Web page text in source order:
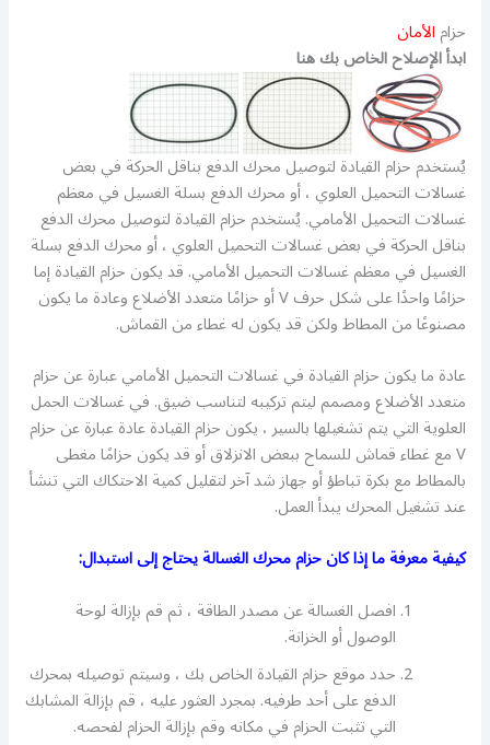
حزامالأمان
ابدأ الإصلاح الخاص بك هنا
يُستخدم حزام القيادة لتوصيل محرك الدفع بناقل الحركة في بعض
غسالات التحميل العلوي ، أو محرك الدفع بسلة الغسيل في معظم
غسالات التحميل الأمامي. يُستخدم حزام القيادة لتوصيل محرك الدفع
بناقل الحركة في بعض غسالات التحميل العلوي ، أو محرك الدفع بسلة
الغسيل في معظم غسالات التحميل الأمامي. قد يكون حزام القيادة إما
حزامًا واحدًا على شكل حرف V أو حزامًا متعدد الأضلاع وعادة ما يكون
مصنوعًا من المطاط ولكن قد يكون له غطاء من القماش.
عادة ما يكون حزام القيادة في غسالات التحميل الأمامي عبارة عن حزام
متعدد الأضلاع ومصمم ليتم تركيبه لتناسب ضيق. في غسالات الحمل
العلوية التي يتم تشغيلها بالسير ، يكون حزام القيادة عادة عبارة عن حزام
V مع غطاء قماش للسماح ببعض الانزلاق أو قد يكون حزامًا مغطى
بالمطاط مع بكرة تباطؤ أو جهاز شد آخر لتقليل كمية الاحتكاك التي تنشأ
عند تشغيل المحرك يبدأ العمل.
كيفية معرفة ما إذا كان حزام محرك الغسالة يحتاج إلى استبدال:
افصل الغسالة عن مصدر الطاقة ، ثم قم بإزالة لوحة
الوصول أو الخزانة.
حدد موقع حزام القيادة الخاص بك ، وسيتم توصيله بمحرك
الدفع على أحد طرفيه. بمجرد العثور عليه ، قم بإزالة المشابك
التي تثبت الحزام في مكانه وقم بإزالة الحزام لفحصه.